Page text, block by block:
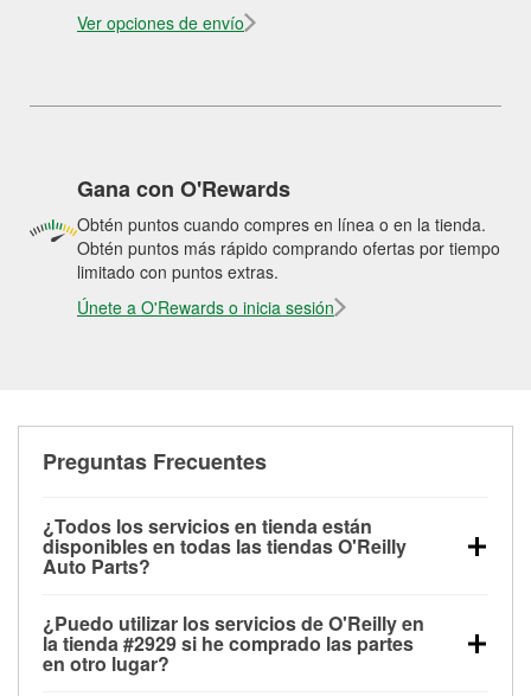
Ver opciones de envío
Gana con O'Rewards
Obtén puntos cuando compres en línea o en la tienda.
Obtén puntos más rápido comprando ofertas por tiempo
limitado con puntos extras.
Únete a O'Rewards o inicia sesión
Preguntas Frecuentes
¿Todos los servicios en tienda están
disponibles en todas las tiendas O'Reilly
Auto Parts?
las pruebas de batería, pruebas de alternador y
motor de arranque, revisión de la luz “Check Engine”
con O'Reilly VeriScan® e instalación de
¿Puedo utilizar los servicios de O'Reilly en
la tienda #2929 si he comprado las partes
en otro lugar?